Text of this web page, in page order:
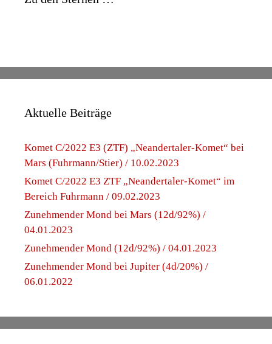
Aktuelle Beiträge
Komet C/2022 E3 (ZTF) „Neandertaler-Komet“ bei
Mars (Fuhrmann/Stier) / 10.02.2023
Komet C/2022 E3 ZTF „Neandertaler-Komet“ im
Bereich Fuhrmann / 09.02.2023
Zunehmender Mond bei Mars (12d/92%) /
04.01.2023
Zunehmender Mond (12d/92%) / 04.01.2023
Zunehmender Mond bei Jupiter (4d/20%) /
06.01.2022